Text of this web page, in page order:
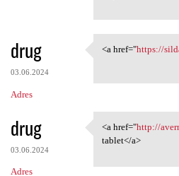
drug
03.06.2024
Adres
<a href="https://
<a href="https://
drug
03.06.2024
Adres
<a href="http://
<a href="http://
tablet</a>